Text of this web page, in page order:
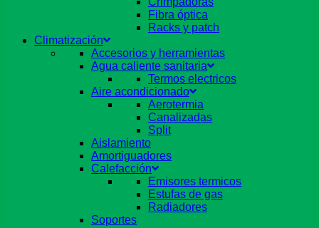
Fibra óptica
Racks y patch
Climatización
Accesorios y herramientas
Agua caliente sanitaria
Termos electricos
Aire acondicionado
Aerotermia
Canalizadas
Split
Aislamiento
Amortiguadores
Calefacción
Emisores termicos
Estufas de gas
Radiadores
Soportes